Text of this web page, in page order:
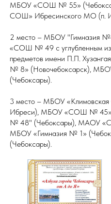
МБОУ «СОШ № 55»
СОШ» Ибресинского МО (п.
2 место – МБОУ "Гимназия
«СОШ № 49 с углубленным
предметов имени П.П.
№ 8» (Новочебоксарск),
(Чебоксары).
3 место – МБОУ
Ибреси), МБОУ «СОШ №
№ 48" (Чебоксары), МАОУ
МБОУ «Гимназия № 1»
(Чебоксары).